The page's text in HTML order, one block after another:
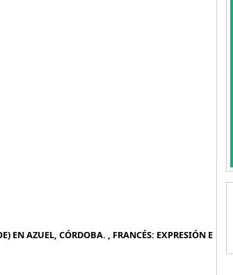
EN AZUEL, CÓRDOBA. , FRANCÉS: EXPRESIÓN E